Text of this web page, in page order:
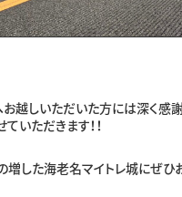
越しいただいた方には深く感謝
いただきます！！
した海老名マイトレ城にぜひ